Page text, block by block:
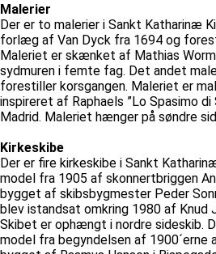
Malerier
Der er to malerier i Sankt Katharinæ
forlæg af Van Dyck fra 1694 og
Maleriet er skænket af Mathias
sydmuren i femte fag. Det andet
forestiller korsgangen. Maleriet er
inspireret af Raphaels ”Lo Spasimo
Madrid. Maleriet hænger på søndre
Kirkeskibe
Der er fire kirkeskibe i Sankt
model fra 1905 af skonnertbriggen
bygget af skibsbygmester Peder
blev istandsat omkring 1980 af Knud
Skibet er ophængt i nordre sideskib.
model fra begyndelsen af